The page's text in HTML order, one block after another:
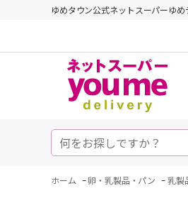
ゆめタウン公式ネットスーパーゆ
ホーム -卵・乳製品・パン - 乳製